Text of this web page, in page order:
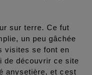
sur terre. Ce fut
un peu gâchée
visites se font en
de découvrir ce site
anysetière, et cest